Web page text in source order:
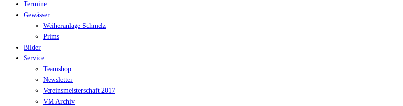
Termine
Gewässer
Weiheranlage Schmelz
Prims
Bilder
Service
Teamshop
Newsletter
Vereinsmeisterschaft 2017
VM Archiv